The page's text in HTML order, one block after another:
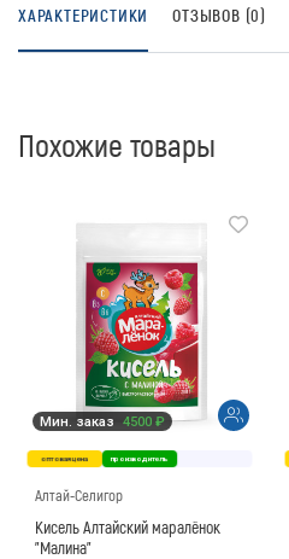
ХАРАКТЕРИСТИКИ ОТЗЫВОВ (0)
Похожие товары
Мин. заказ 4500 ₽
оптовая цена производитель
Алтай-Селигор
Кисель Алтайский маралёнок
"Малина"